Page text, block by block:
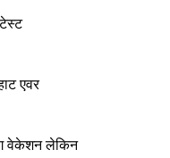
एवर
वेकेशन लेकिन